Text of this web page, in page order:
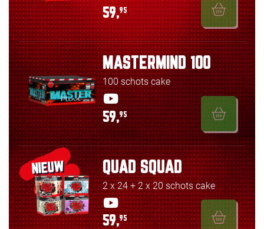
59,95
MASTERMIND 100
100 schots cake
59,95
NIEUW QUAD SQUAD
2 x 24 + 2 x 20 schots cake
59,95